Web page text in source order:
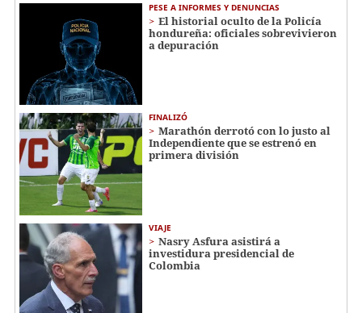
PESE A INFORMES Y DENUNCIAS
El historial oculto de la Policía
hondureña: oficiales sobrevivieron
a depuración
FINALIZÓ
Marathón derrotó con lo justo al
Independiente que se estrenó en
primera división
VIAJE
Nasry Asfura asistirá a
investidura presidencial de
Colombia